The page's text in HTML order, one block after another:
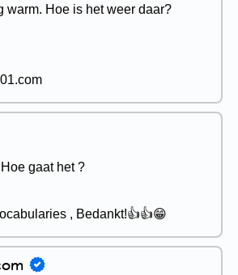
warm. Hoe is het weer daar?
gaat het ?
, Bedankt!👍👍😁